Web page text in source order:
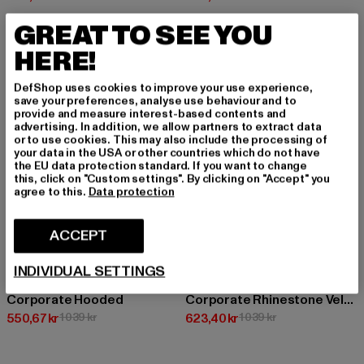
-47%
Corporate Hooded
550,67 kr
Nuvarande pris: 550,67 kr
1 039 krKampanjpris: 1 039 kr
Corporate Rhinestone Velours
623,40 kr
Nuvarande pris: 623,40 kr
1 039 krKampanjpris: 1
GREAT TO SEE YOU
HERE!
DefShop uses cookies to improve your use experience,
save your preferences, analyse use behaviour and to
provide and measure interest-based contents and
advertising. In addition, we allow partners to extract data
or to use cookies. This may also include the processing of
your data in the USA or other countries which do not have
the EU data protection standard. If you want to change
this, click on "Custom settings". By clicking on "Accept" you
agree to this. Data protection
ACCEPT
INDIVIDUAL SETTINGS